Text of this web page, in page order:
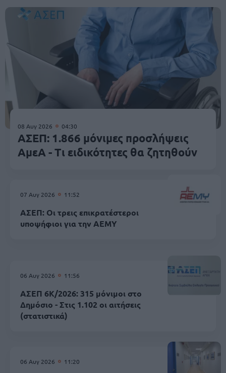
08 Αυγ 2026 04:30
ΑΣΕΠ: 1.866 μόνιμες προσλήψεις
ΑμεΑ - Τι ειδικότητες θα ζητηθούν
07 Αυγ 2026 11:52
ΑΣΕΠ: Οι τρεις επικρατέστεροι
υποψήφιοι για την ΑΕΜΥ
06 Αυγ 2026 11:56
ΑΣΕΠ 6Κ/2026: 315 μόνιμοι στο
Δημόσιο - Στις 1.102 οι αιτήσεις
(στατιστικά)
06 Αυγ 2026 11:20